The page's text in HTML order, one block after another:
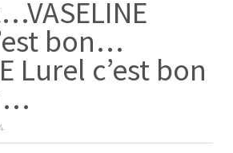
bon…
Lurel c’est bon